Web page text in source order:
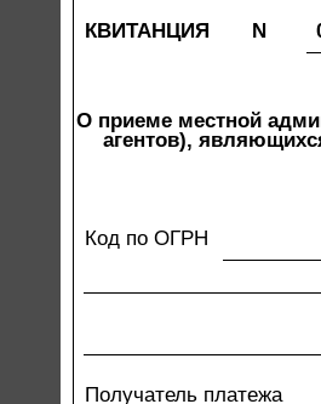
КВИТАНЦИЯ N
О приеме местной
агентов),
Код по ОГРН
Получатель платежа